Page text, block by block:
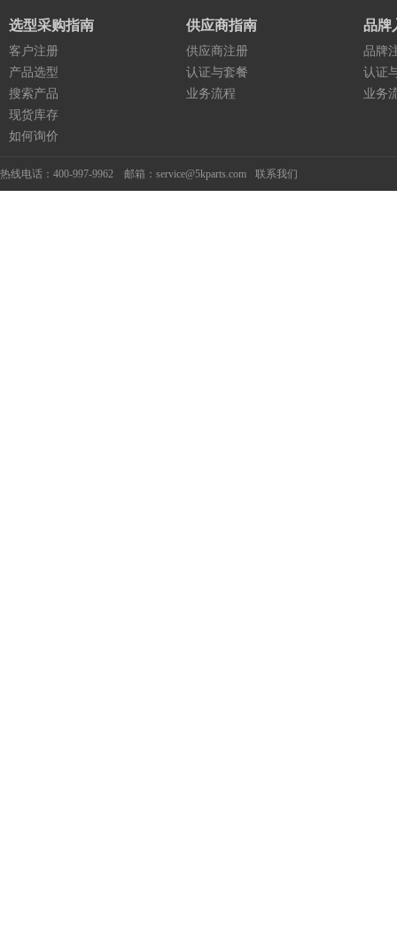
选型采购指南
客户注册
产品选型
搜索产品
现货库存
如何询价
供应商指南
供应商注册
认证与套餐
业务流程
品牌
品牌
认证
业务
热线电话：400-997-9962 邮箱：service@5kparts.com 联系我们